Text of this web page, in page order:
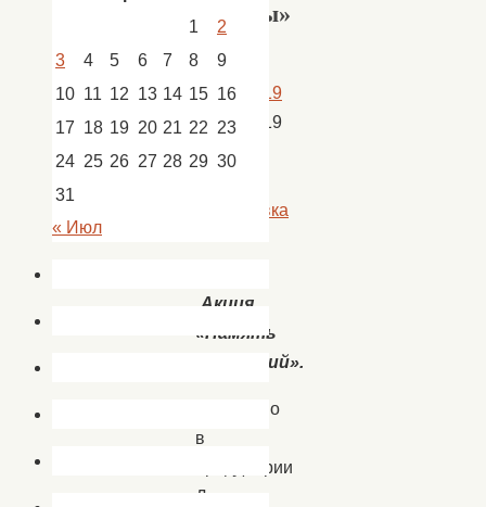
Победы»
23.04.2019
23.04.2019
Новости
Сокрутовка
Акция
«Память
поколений».
Ежегодно
в
преддверии
Дня
1
2
3
4 5 6 7 8
9
10 11 12 13 14 15 16
17 18 19 20 21 22 23
24 25 26 27 28 29 30
31
« Июл